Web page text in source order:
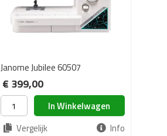
Janome Jubilee 60507
€ 399,00
In Winkelwagen
Vergelijk
Info